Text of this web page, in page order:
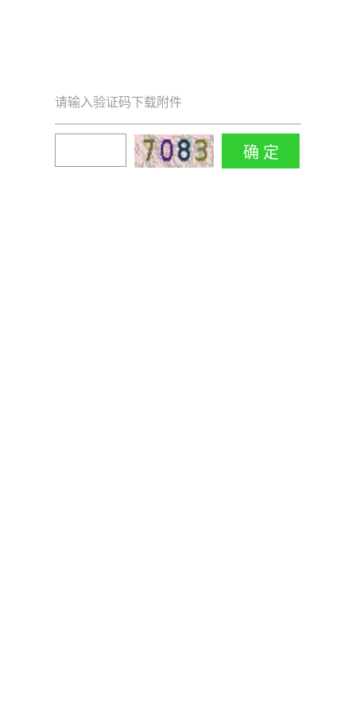
请输入验证码下载附件